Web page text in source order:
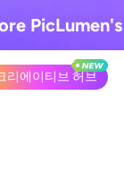
리에이티브 허브